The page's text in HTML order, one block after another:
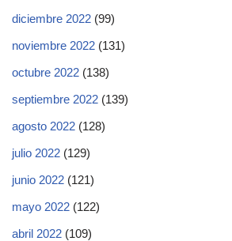
diciembre 2022 (99)
noviembre 2022 (131)
octubre 2022 (138)
septiembre 2022 (139)
agosto 2022 (128)
julio 2022 (129)
junio 2022 (121)
mayo 2022 (122)
abril 2022 (109)